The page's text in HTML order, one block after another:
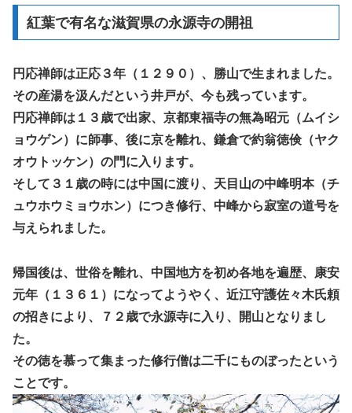
紅葉で有名な滋賀県の永源寺の開祖
円応禅師は正応３年（１２９０）、勝山で生まれました。
その産湯を汲んだという井戸が、今も残っています。
円応禅師は１３歳で出家、京都東福寺の無為昭元（ムイシ
ョウゲン）に師事、後に京を離れ、鎌倉で約翁徳倹（ヤク
オウトッケン）の門に入ります。
そして３１歳の時には中国に渡り、天目山の中峰明本（チ
ュウホウミョウホン）につき修行、中峰から寂室の道号を
与えられました。
帰国後は、世俗を離れ、中国地方を初め各地を遍歴、康安
元年（１３６１）になってようやく、近江守護佐々木氏頼
の招きにより、７２歳で永源寺に入り、開山となりまし
た。
その徳を慕って集まった修行僧は二千にものぼったという
ことです。